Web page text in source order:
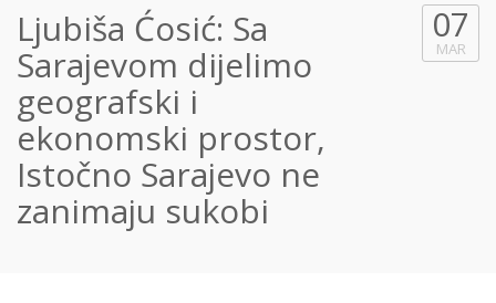
Ljubiša Ćosić: Sa
Sarajevom dijelimo
geografski i
ekonomski prostor,
Istočno Sarajevo ne
zanimaju sukobi
07
MAR